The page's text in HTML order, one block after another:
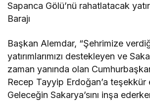
Sapanca Gölü’nü rahatlatacak
Barajı
Başkan Alemdar, “Şehrimize
yatırımlarımızı destekleyen ve
zaman yanında olan
Recep Tayyip Erdoğan’a teşekkür
Geleceğin Sakarya’sını inşa